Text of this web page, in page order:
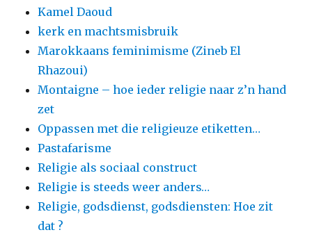
Kamel Daoud
kerk en machtsmisbruik
Marokkaans feminimisme (Zineb El
Rhazoui)
Montaigne – hoe ieder religie naar z’n hand
zet
Oppassen met die religieuze etiketten…
Pastafarisme
Religie als sociaal construct
Religie is steeds weer anders…
Religie, godsdienst, godsdiensten: Hoe zit
dat ?